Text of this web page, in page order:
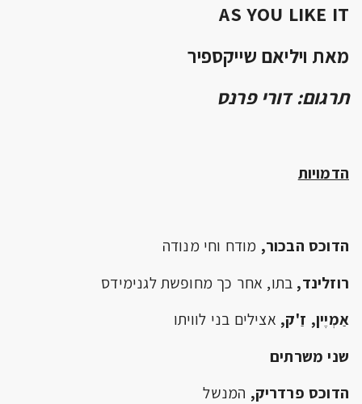
AS YOU LIKE IT
מאת ויליאם שייקספיר
תרגום: דורי פרנס
הדמויות
הדוכס הבכור, מודח וחי מנודה
רוזלינד, בתו, אחר כך מחופשת לגנימידס
אַמְיֶין, זַ'ק, אצילים בני לוויתו
שני משרתים
הדוכס פרדריק, המנשל